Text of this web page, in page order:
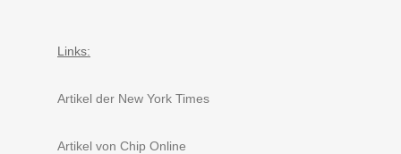
Links:
Artikel der New York Times
Artikel von Chip Online